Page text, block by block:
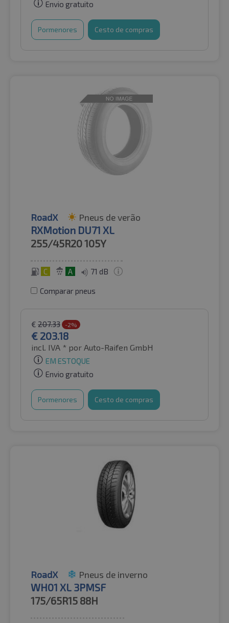
Envio gratuito
Pormenores Cesto de compras
RoadX Pneus de verão
RXMotion DU71 XL
255/45R20105Y
C A 71 dB
Comparar pneus
€ 207.33 -2%
€ 203.18
incl. IVA * por Auto-Raifen GmbH
EM ESTOQUE
Envio gratuito
Pormenores Cesto de compras
RoadX Pneus de inverno
WH01 XL 3PMSF
175/65R15 88H